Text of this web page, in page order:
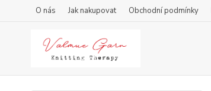
O nás Jak nakupovat Obchodní podmínky